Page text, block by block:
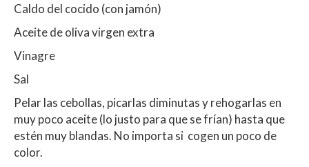
Caldo del cocido (con jamón)
Aceite de oliva virgen extra
Vinagre
Sal
Pelar las cebollas, picarlas diminutas y rehogarlas en
muy poco aceite (lo justo para que se frían) hasta que
estén muy blandas. No importa si cogen un poco de
color.